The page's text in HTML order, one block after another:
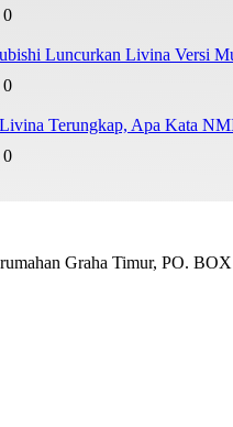
0
Luncurkan Livina Versi
0
Terungkap, Apa Kata
0
Graha Timur, PO.